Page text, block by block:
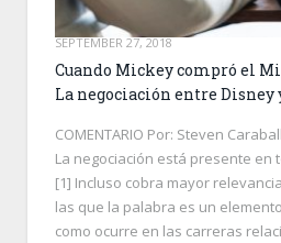
SEPTEMBER 27, 2018
Cuando Mickey compró el
La negociación entre Disney
COMENTARIO Por: Steven
La negociación está presente en
[1] Incluso cobra mayor
las que la palabra es un
como ocurre en las carreras